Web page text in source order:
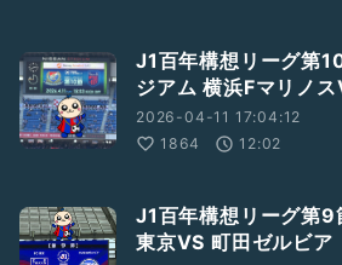
J1百年構想リーグ第
ジアム 横浜Fマリノ
2026-04-11 17:04:12
1864
12:02
J1百年構想リーグ第
東京VS 町田ゼルビア